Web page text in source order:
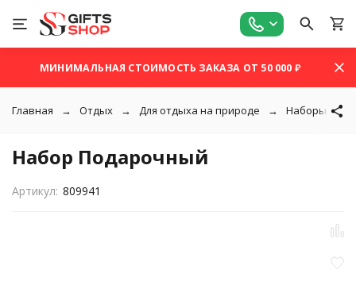
МИНИМАЛЬНАЯ СТОИМОСТЬ ЗАКАЗА ОТ 50 000 ₽
Главная Отдых Для отдыха на природе Наборы для
Набор Подарочный
Артикул: 809941